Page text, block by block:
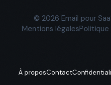
© 2026 Email pour
Mentions légales
À proposContact